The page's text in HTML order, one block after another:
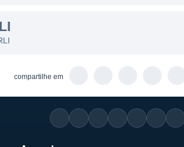
a educação financeira de seus
compartilhe em